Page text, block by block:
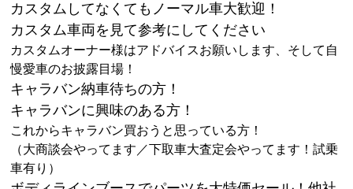
カスタムしてなくてもノーマル車大歓迎！
カスタム車両を見て参考にしてください
カスタムオーナー様はアドバイスお願いします、そして自
慢愛車のお披露目場！
キャラバン納車待ちの方！
キャラバンに興味のある方！
これからキャラバン買おうと思っている方！
（大商談会やってます／下取車大査定会やってます！試乗
車有り）